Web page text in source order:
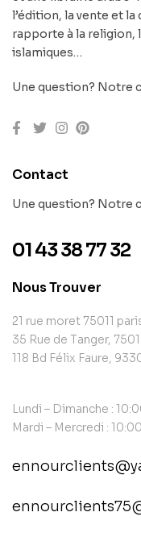
l’édition, la vente et
rapporte à la religion,
islamiques…
Une question? Notre
Contact
Une question? Notre
01 43 38 77 32
Nous Trouver
21 rue moret 75011
35 Rue de Tanger,
118 Bd Félix Faure,
Lundi – Dimanche :
Mardi – Mercredi :